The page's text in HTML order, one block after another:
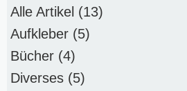
Alle Artikel (13)
Aufkleber (5)
Bücher (4)
Diverses (5)